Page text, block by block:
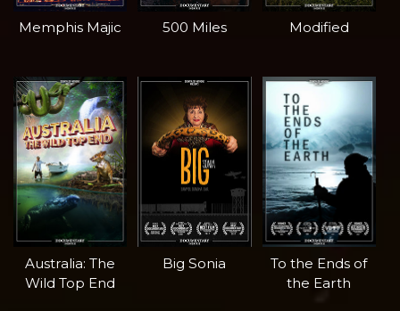
Memphis Majic 500 Miles Modified
Australia: The
Wild Top End
Big Sonia
To the Ends of
the Earth